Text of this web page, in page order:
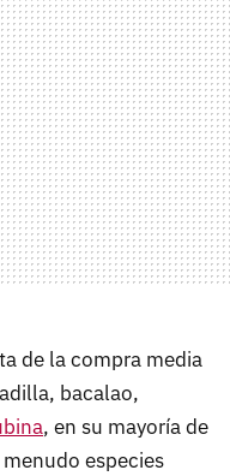
de la compra media
bacalao,
, en su mayoría de
especies